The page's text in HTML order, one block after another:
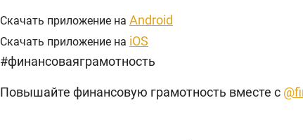
Скачать приложение на Android
Скачать приложение на iOS
#финансоваяграмотность
Повышайте финансовую грамотность вместе с